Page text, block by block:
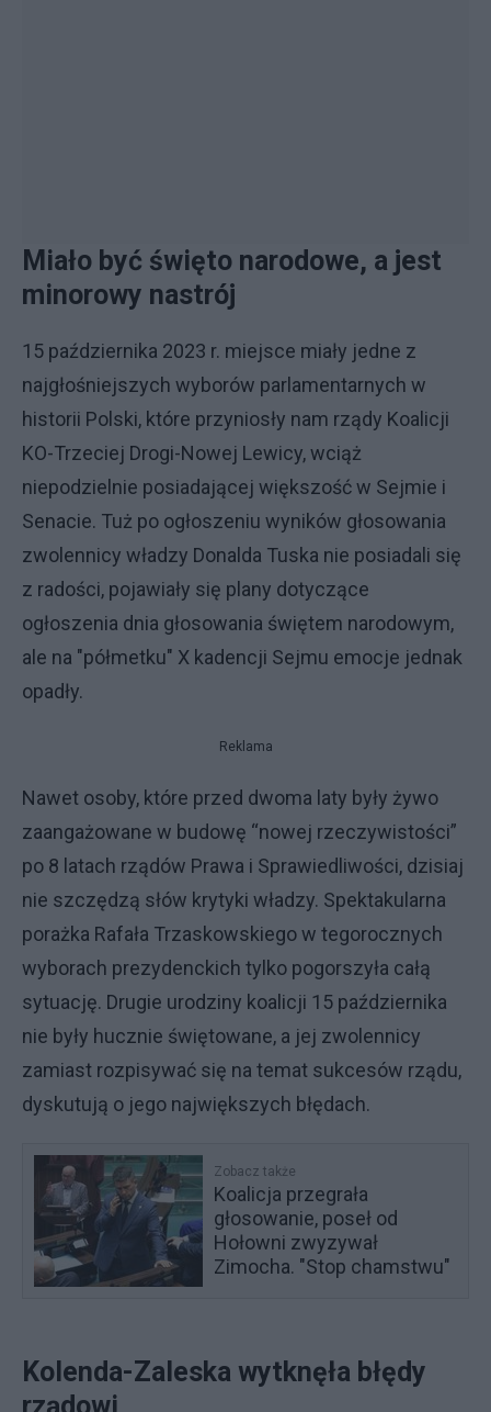
Miało być święto narodowe, a jest
minorowy nastrój
15 października 2023 r. miejsce miały jedne z
najgłośniejszych wyborów parlamentarnych w
historii Polski, które przyniosły nam rządy Koalicji
KO-Trzeciej Drogi-Nowej Lewicy, wciąż
niepodzielnie posiadającej większość w Sejmie i
Senacie. Tuż po ogłoszeniu wyników głosowania
zwolennicy władzy Donalda Tuska nie posiadali się
z radości, pojawiały się plany dotyczące
ogłoszenia dnia głosowania świętem narodowym,
ale na "półmetku" X kadencji Sejmu emocje jednak
opadły.
Reklama
Nawet osoby, które przed dwoma laty były żywo
zaangażowane w budowę “nowej rzeczywistości”
po 8 latach rządów Prawa i Sprawiedliwości, dzisiaj
nie szczędzą słów krytyki władzy. Spektakularna
porażka Rafała Trzaskowskiego w tegorocznych
wyborach prezydenckich tylko pogorszyła całą
sytuację. Drugie urodziny koalicji 15 października
nie były hucznie świętowane, a jej zwolennicy
zamiast rozpisywać się na temat sukcesów rządu,
dyskutują o jego największych błędach.
Zobacz także
Koalicja przegrała
głosowanie, poseł od
Hołowni zwyzywał
Zimocha. "Stop chamstwu"
Kolenda-Zaleska wytknęła błędy